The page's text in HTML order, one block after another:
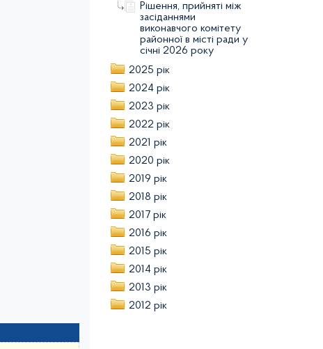
Рішення, прийняті між
засіданнями
виконавчого комітету
районної в місті ради у
січні 2026 року
2025 рік
2024 рік
2023 рік
2022 рік
2021 рік
2020 рік
2019 рік
2018 рік
2017 рік
2016 рік
2015 рік
2014 рік
2013 рік
2012 рік